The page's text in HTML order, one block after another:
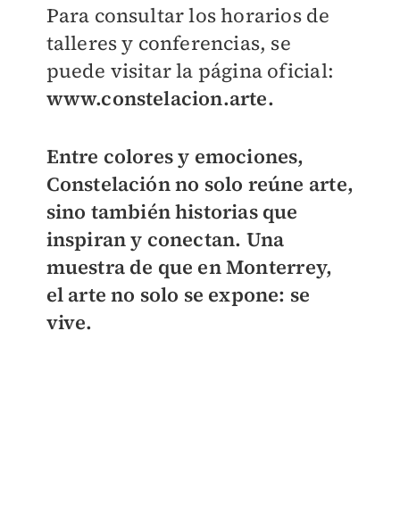
Para consultar los horarios de
talleres y conferencias, se
puede visitar la página oficial:
www.constelacion.arte.
Entre colores y emociones,
Constelación no solo reúne arte,
sino también historias que
inspiran y conectan. Una
muestra de que en Monterrey,
el arte no solo se expone: se
vive.